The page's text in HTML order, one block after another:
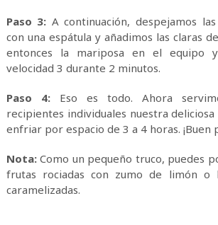
Paso 3: A continuación, despejamos
con una espátula y añadimos las claras
entonces la mariposa en el equipo
velocidad 3 durante 2 minutos.
Paso 4:Eso es todo. Ahora
recipientes individuales nuestra deliciosa
enfriar por espacio de 3 a 4 horas. ¡Buen
Nota:Como un pequeño truco, puedes
frutas rociadas con zumo de limón o
caramelizadas.